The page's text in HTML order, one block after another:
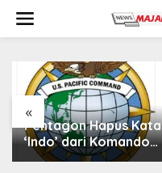
w
«
Pentagon Hapus Kata
‘Indo’ dari Komando
Indo-Pasifik,